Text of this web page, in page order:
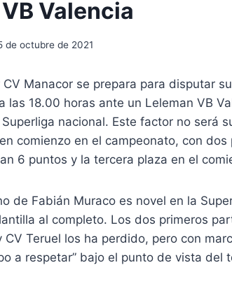
Valencia
de octubre de 2021
CV Manacor se prepara para disputar
las 18.00 horas ante un Leleman VB
nacional. Este factor no será
comienzo en el campeonato, con
6 puntos y la tercera plaza en el
de Fabián Muraco es novel en la
al completo. Los dos primeros
CV Teruel los ha perdido, pero con
a respetar” bajo el punto de vista del